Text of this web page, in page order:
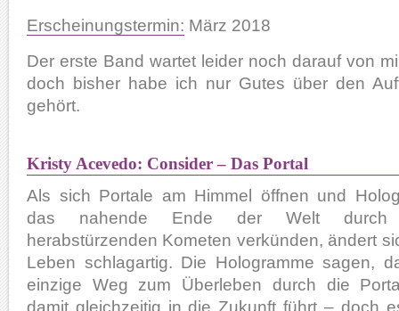
Erscheinungstermin: März 2018
Der erste Band wartet leider noch darauf von
doch bisher habe ich nur Gutes über den
gehört.
Kristy Acevedo: Consider – Das Portal
Als sich Portale am Himmel öffnen und
das nahende Ende der Welt durch
herabstürzenden Kometen verkünden, ändert
Leben schlagartig. Die Hologramme sagen,
einzige Weg zum Überleben durch die
damit gleichzeitig in die Zukunft führt – doch